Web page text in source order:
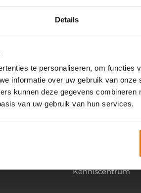
Details
te personaliseren, om functies
informatie over uw gebruik van
kunnen deze gegevens combineren
van uw gebruik van hun services.
Kenniscentrum